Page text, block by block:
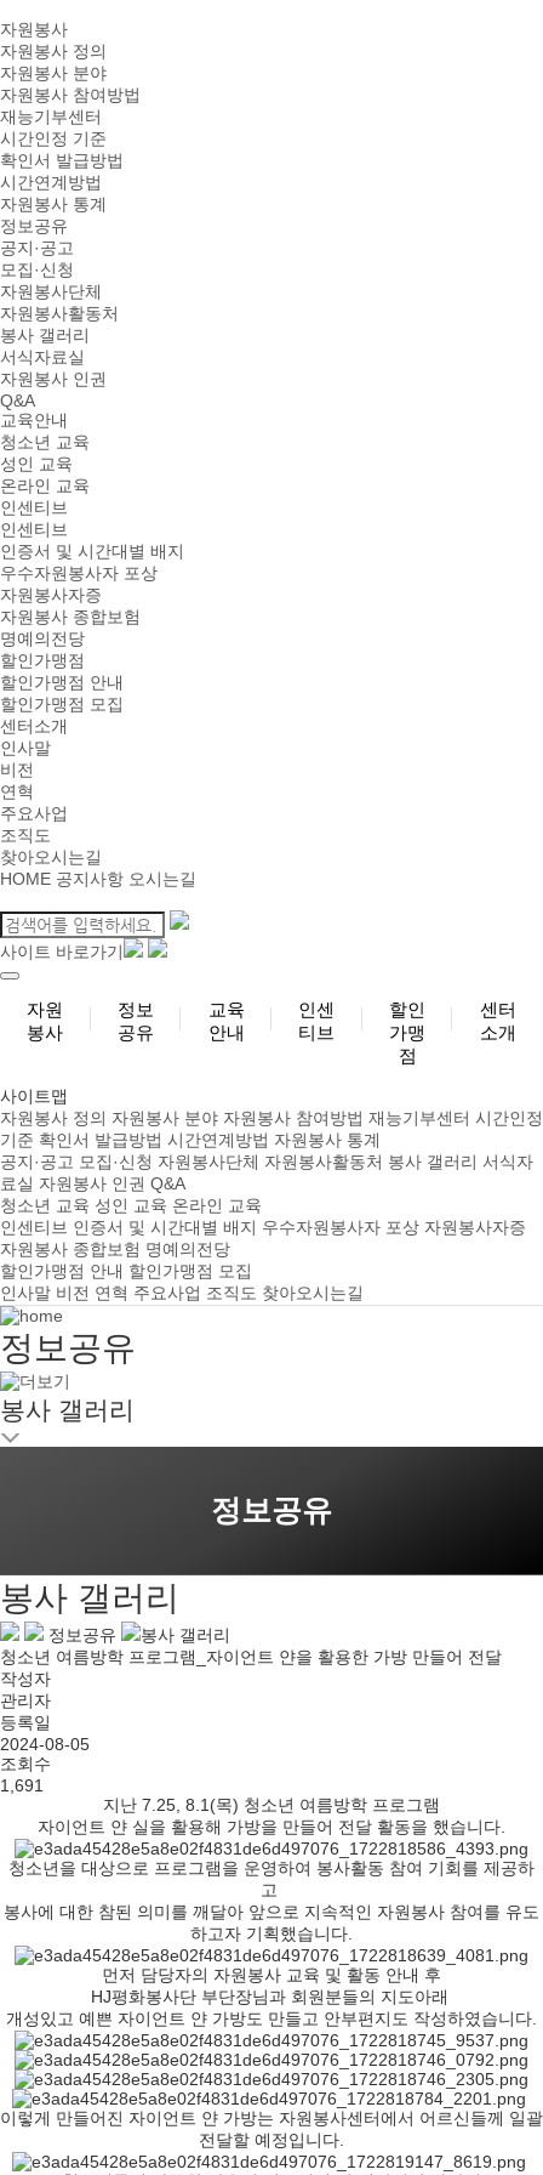
자원봉사
자원봉사 정의
자원봉사 분야
자원봉사 참여방법
재능기부센터
시간인정 기준
확인서 발급방법
시간연계방법
자원봉사 통계
정보공유
공지·공고
모집·신청
자원봉사단체
자원봉사활동처
봉사 갤러리
서식자료실
자원봉사 인권
Q&A
교육안내
청소년 교육
성인 교육
온라인 교육
인센티브
인센티브
인증서 및 시간대별 배지
우수자원봉사자 포상
자원봉사자증
자원봉사 종합보험
명예의전당
할인가맹점
할인가맹점 안내
할인가맹점 모집
센터소개
인사말
비전
연혁
주요사업
조직도
찾아오시는길
HOME 공지사항 오시는길
사이트 바로가기
자원
봉사
정보
공유
교육
안내
인센
티브
할인
가맹
점
센터
소개
사이트맵
자원봉사 정의 자원봉사 분야 자원봉사 참여방법 재능기부센터 시간인정
기준 확인서 발급방법 시간연계방법 자원봉사 통계
공지·공고 모집·신청 자원봉사단체 자원봉사활동처 봉사 갤러리 서식자
료실 자원봉사 인권 Q&A
청소년 교육 성인 교육 온라인 교육
인센티브 인증서 및 시간대별 배지 우수자원봉사자 포상 자원봉사자증
자원봉사 종합보험 명예의전당
할인가맹점 안내 할인가맹점 모집
인사말 비전 연혁 주요사업 조직도 찾아오시는길
정보공유
봉사 갤러리
정보공유
봉사 갤러리
정보공유
봉사 갤러리
청소년 여름방학 프로그램_자이언트 얀을 활용한 가방 만들어 전달
작성자
관리자
등록일
2024-08-05
조회수
1,691
지난 7.25, 8.1(목) 청소년 여름방학 프로그램
자이언트 얀 실을 활용해 가방을 만들어 전달 활동을 했습니다.
청소년을 대상으로 프로그램을 운영하여 봉사활동 참여 기회를 제공하
고
봉사에 대한 참된 의미를 깨달아 앞으로 지속적인 자원봉사 참여를 유도
하고자 기획했습니다.
먼저 담당자의 자원봉사 교육 및 활동 안내 후
HJ평화봉사단 부단장님과 회원분들의 지도아래
개성있고 예쁜 자이언트 얀 가방도 만들고 안부편지도 작성하였습니다.
이렇게 만들어진 자이언트 얀 가방는 자원봉사센터에서 어르신들께 일괄
전달할 예정입니다.